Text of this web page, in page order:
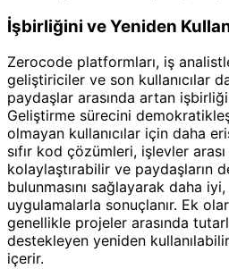
İşbirliğini ve Yeniden
Zerocode platformları, iş
geliştiriciler ve son kullanıcılar
paydaşlar arasında artan
Geliştirme sürecini
olmayan kullanıcılar için daha
sıfır kod çözümleri, işlevler arası
kolaylaştırabilir ve paydaşların
bulunmasını sağlayarak daha
uygulamalarla sonuçlanır. Ek
genellikle projeler arasında
destekleyen yeniden
içerir.